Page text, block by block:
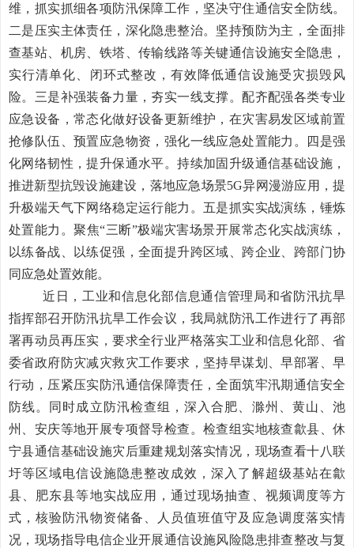
维，抓实抓细各项防汛保障工作，坚决守住通信安全防线。
二是压实主体责任，深化隐患整治。 坚持预防为主，全面排
查基站、机房、铁塔、传输线路等关键通信设施安全隐患，
实行清单化、闭环式整改，有效降低通信设施受灾损毁风
险。 三是补强装备力量，夯实一线支撑。 配齐配强各类专业
应急设备，常态化做好设备更新维护，在灾害易发区域前置
抢修队伍、预置应急物资，强化一线应急处置能力。
四是强
化网络韧性，提升保通水平。持续加固升级通信基础设施，
推进新型抗毁设施建设，落地应急场景5G异网漫游应用，提
升极端天气下网络稳定运行能力。 五是抓实实战演练，锤炼
处置能力。聚焦“三断”极端灾害场景开展常态化实战演练，
以练备战、以练促强，全面提升跨区域、跨企业、跨部门协
同应急处置效能。
近日， 工业和信息化部信息通信管理局和省防汛抗旱
指挥部召开防汛抗旱工作会议，我局就防汛工作进行了再部
署再动员再压实，要求全行业严格落实工业和信息化部、省
委省政府防灾减灾救灾工作要求，坚持早谋划、早部署、早
行动，压紧压实防汛通信保障责任，全面筑牢汛期通信安全
防线。同时成立防汛检查组，深入合肥、滁州、黄山、池
州、安庆等地开展专项督导检查。检查组实地核查歙县、休
宁县通信基础设施灾后重建规划落实情况，现场查看十八联
圩等区域电信设施隐患整改成效，深入了解超级基站在歙
县、肥东县等地实战应用，通过现场抽查、视频调度等方
式，核验防汛物资储备、人员值班值守及应急调度落实情
况，现场指导电信企业开展通信设施风险隐患排查整改与复